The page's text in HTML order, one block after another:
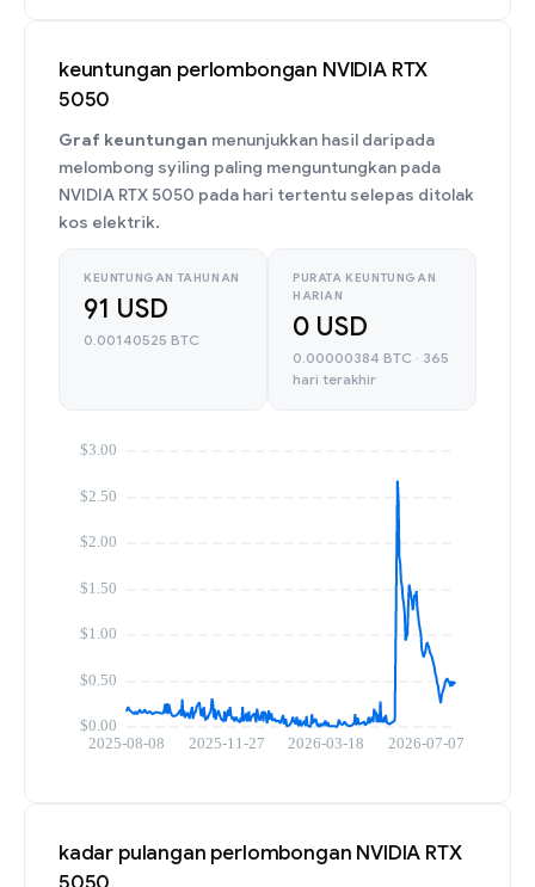
keuntungan perlombongan NVIDIA RTX
5050
Graf keuntungan menunjukkan hasil daripada
melombong syiling paling menguntungkan pada
NVIDIA RTX 5050 pada hari tertentu selepas ditolak
kos elektrik.
KEUNTUNGAN TAHUNAN
91 USD
0.00140525 BTC
PURATA KEUNTUNGAN
HARIAN
0 USD
0.00000384 BTC · 365
hari terakhir
kadar pulangan perlombongan NVIDIA RTX